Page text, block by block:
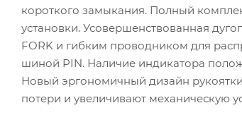
короткого замыкания. Полный
установки. Усовершенствованная
FORK и гибким проводником для
шиной PIN. Наличие индикатора
Новый эргономичный дизайн
потери и увеличивают механическую